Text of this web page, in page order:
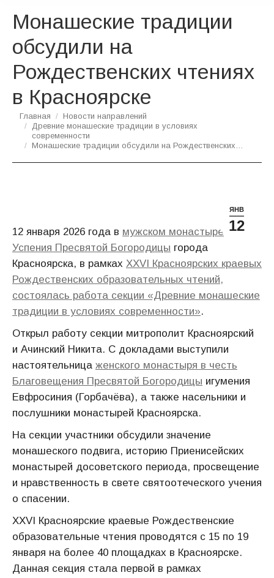
Монашеские традиции
обсудили на
Рождественских чтениях
в Красноярске
Вы здесь:
Главная
Новости направлений
Древние монашеские традиции в условиях
современности
Монашеские традиции обсудили на Рождественских…
ЯНВ
12
12 января 2026 года в мужском монастыре
Успения Пресвятой Богородицы города
Красноярска, в рамках XXVI Красноярских краевых
Рождественских образовательных чтений,
состоялась работа секции «Древние монашеские
традиции в условиях современности».
Открыл работу секции митрополит Красноярский
и Ачинский Никита. С докладами выступили
настоятельница женского монастыря в честь
Благовещения Пресвятой Богородицы игумения
Евфросиния (Горбачёва), а также насельники и
послушники монастырей Красноярска.
На секции участники обсудили значение
монашеского подвига, историю Приенисейских
монастырей досоветского периода, просвещение
и нравственность в свете святоотеческого учения
о спасении.
XXVI Красноярские краевые Рождественские
образовательные чтения проводятся с 15 по 19
января на более 40 площадках в Красноярске.
Данная секция стала первой в рамках